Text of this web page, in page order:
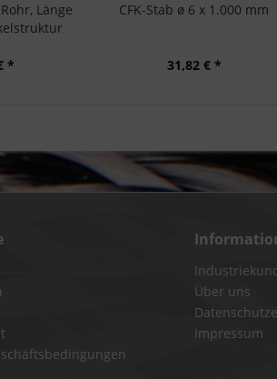
Länge
*
CFK-Stab ø 6 x 1.000 mm
31,82 € *
Über uns
Impressum